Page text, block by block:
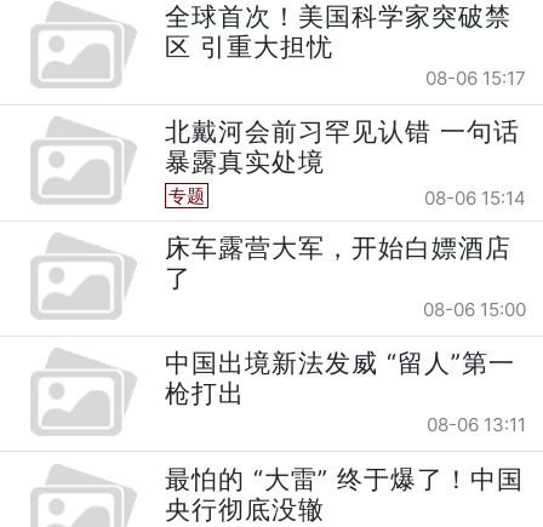
全球首次！美国科学家突破禁
区 引重大担忧
08-06 15:17
北戴河会前习罕见认错 一句话
暴露真实处境
专题 08-06 15:14
床车露营大军，开始白嫖酒店
了
08-06 15:00
中国出境新法发威 “留人”第一
枪打出
08-06 13:11
最怕的 “大雷” 终于爆了！中国
央行彻底没辙